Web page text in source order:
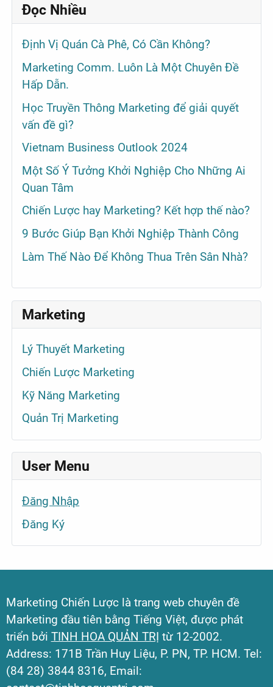
Đọc Nhiều
Định Vị Quán Cà Phê, Có Cần Không?
Marketing Comm. Luôn Là Một Chuyên Đề
Hấp Dẫn.
Học Truyền Thông Marketing để giải quyết
vấn đề gì?
Vietnam Business Outlook 2024
Một Số Ý Tưởng Khởi Nghiệp Cho Những Ai
Quan Tâm
Chiến Lược hay Marketing? Kết hợp thế nào?
9 Bước Giúp Bạn Khởi Nghiệp Thành Công
Làm Thế Nào Để Không Thua Trên Sân Nhà?
Marketing
Lý Thuyết Marketing
Chiến Lược Marketing
Kỹ Năng Marketing
Quản Trị Marketing
User Menu
Đăng Nhập
Đăng Ký
Marketing Chiến Lược là trang web chuyên đề
Marketing đầu tiên bằng Tiếng Việt, được phát
triển bởi TINH HOA QUẢN TRỊ từ 12-2002.
Address: 171B Trần Huy Liệu, P. PN, TP. HCM. Tel:
(84 28) 3844 8316, Email: